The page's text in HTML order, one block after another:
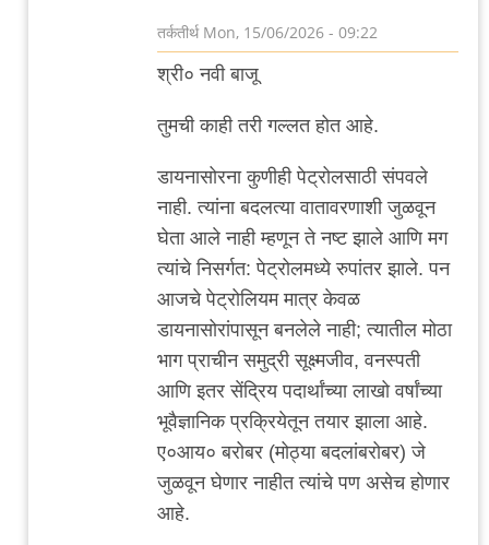
तर्कतीर्थMon, 15/06/2026 - 09:22
reply
to
that
logic…
(Perhaps,
a
bit
too
far)
by
'न'वी
बाजू
श्री० नवी बाजू
तुमची काही तरी गल्लत होत आहे.
डायनासोरना कुणीही पेट्रोलसाठी संपवले
नाही. त्यांना बदलत्या वातावरणाशी जुळवून
घेता आले नाही म्हणून ते नष्ट झाले आणि मग
त्यांचे निसर्गत: पेट्रोलमध्ये रुपांतर झाले. पन
आजचे पेट्रोलियम मात्र केवळ
डायनासोरांपासून बनलेले नाही; त्यातील मोठा
भाग प्राचीन समुद्री सूक्ष्मजीव, वनस्पती
आणि इतर सेंद्रिय पदार्थांच्या लाखो वर्षांच्या
भूवैज्ञानिक प्रक्रियेतून तयार झाला आहे.
ए०आय० बरोबर (मोठ्या बदलांबरोबर) जे
जुळवून घेणार नाहीत त्यांचे पण असेच होणार
आहे.